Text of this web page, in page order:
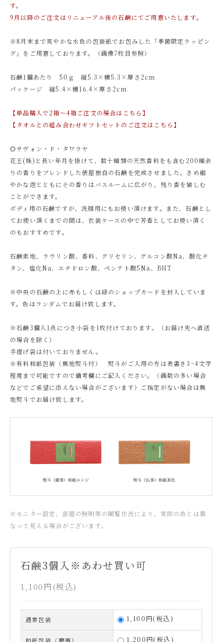
す。
9月以降のご注文はリニューアル後の石鹸にてご用意いたします。
※8月末まで爽やかな水色の包装紙でお包みした「季節限定ラッピン
グ」をご用意しております。（画像7枚目参照）
石鹸1個あたり 50ｇ 縦5.3×横5.3×厚さ2cm
パッケージ 縦5.4×横16.4×厚さ2cm
【単品購入で2箱～4箱ご注文の場合はこちら】
【タオルとの組み合わせギフトセットのご注文はこちら】
◎サヴォン・ド・タワラヤ
花王(株)と長い年月を掛けて、数十種類の天然香料をも含む200種余
りの香りをブレンドした俵屋独自の石鹸を完成させました。きめ細
やかな泡とともにその香りはバスルームに広がり、残り香を愉しむ
ことができます。
ボディ用の石鹸ですが、洗顔用にもお使い頂けます。また、石鹸とし
てお使い頂くまでの間は、衣装ケースの中で芳香としてお使い頂く
のもおすすめです。
石鹸素地、ラウリン酸、香料、グリセリン、グルコン酸Na、酸化チ
タン、塩化Na、エチドロン酸、ペンテト酸5Na、BHT
※中央の石鹸の上に赤もしくは緑のショップカードを封入していま
す。色はランダムでお届け致します。
※石鹸3個入1点につき小袋を1枚付けております。（お届け先へ直送
の場合を除く）
手提げ袋は付いておりません。
※有料和紙包装（無地熨斗付） 熨斗がご入用の方は表書き3~4文字
程度まで可能ですので備考欄にご記入ください。（画数の多い場合
などでご希望に添えない場合がございます）ご指定がない場合は無
地熨斗でお届け致します。
※モニター設定、部屋の照明等の閲覧状況により、実際の色とは異
なって見える場合がございます。
石鹸3個入※あわせ買い可
1,100円(税込)
通常包装 1,100円(税込)
1,200円(税込)